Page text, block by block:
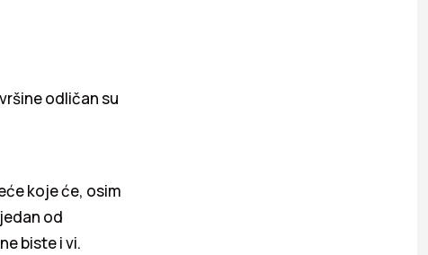
odličan su
koje će, osim
od
biste i vi.